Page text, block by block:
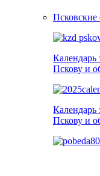
Псковские
Календарь
Пскову и
Календарь
Пскову и